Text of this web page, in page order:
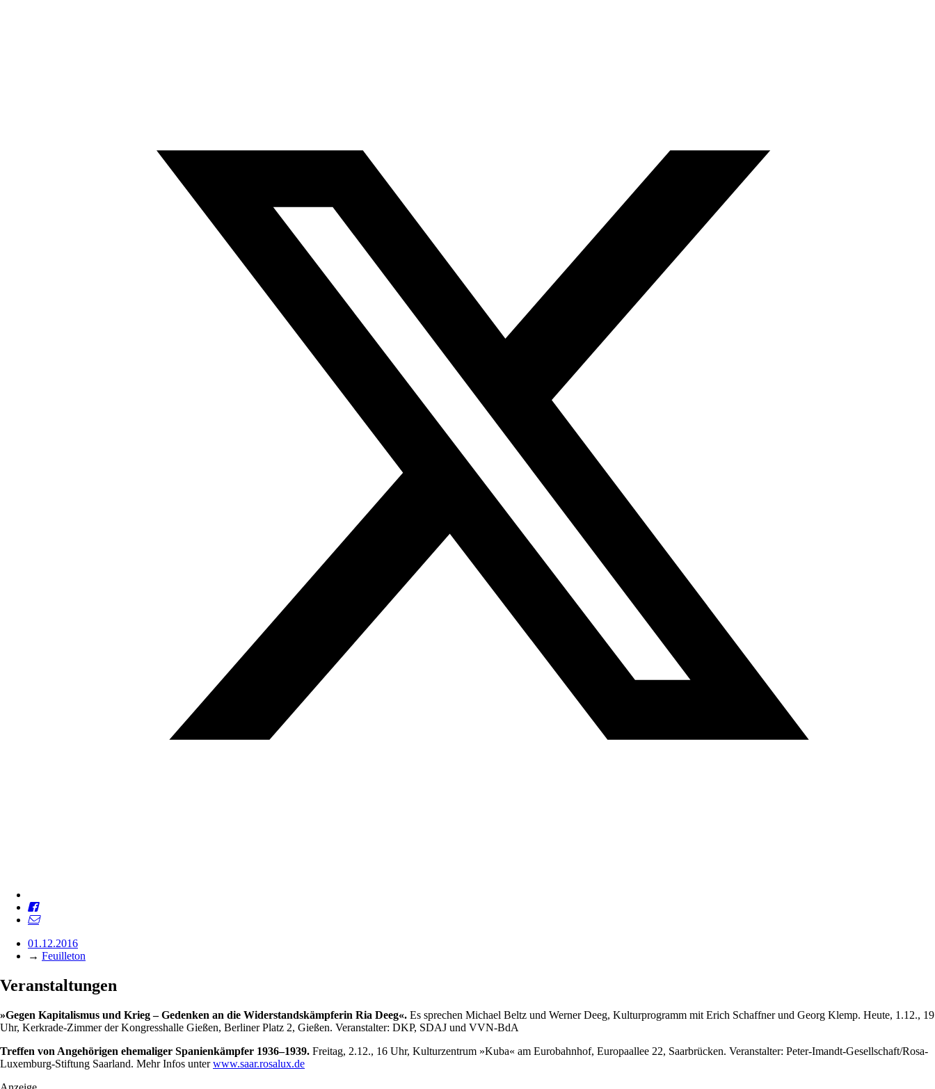
01.12.2016
→ Feuilleton
Veranstaltungen
»Gegen Kapitalismus und Krieg – Gedenken an die Widerstandskämpferin Ria Deeg«. Es sprechen Michael Beltz und Werner Deeg, Kulturprogramm mit Erich Schaffner und Georg Klemp. Heute, 1.12., 19
Uhr, Kerkrade-Zimmer der Kongresshalle Gießen, Berliner Platz 2, Gießen. Veranstalter: DKP, SDAJ und VVN-BdA
Treffen von Angehörigen ehemaliger Spanienkämpfer 1936–1939. Freitag, 2.12., 16 Uhr, Kulturzentrum »Kuba« am Eurobahnhof, Europaallee 22, Saarbrücken. Veranstalter: Peter-Imandt-Gesellschaft/Rosa-
Luxemburg-Stiftung Saarland. Mehr Infos unterwww.saar.rosalux.de